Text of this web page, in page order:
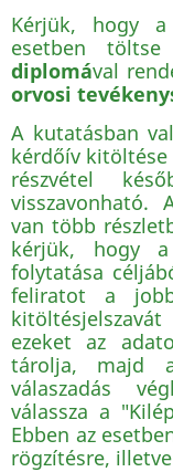
Kérjük, hogy
esetben
diplomával
orvosi
A kutatásban
kérdőív
részvétel
visszavonható.
van több
kérjük, hogy
folytatása
feliratot a
ezeket az
tárolja, majd
válaszadás
válassza a
Ebben az
rögzítésre,